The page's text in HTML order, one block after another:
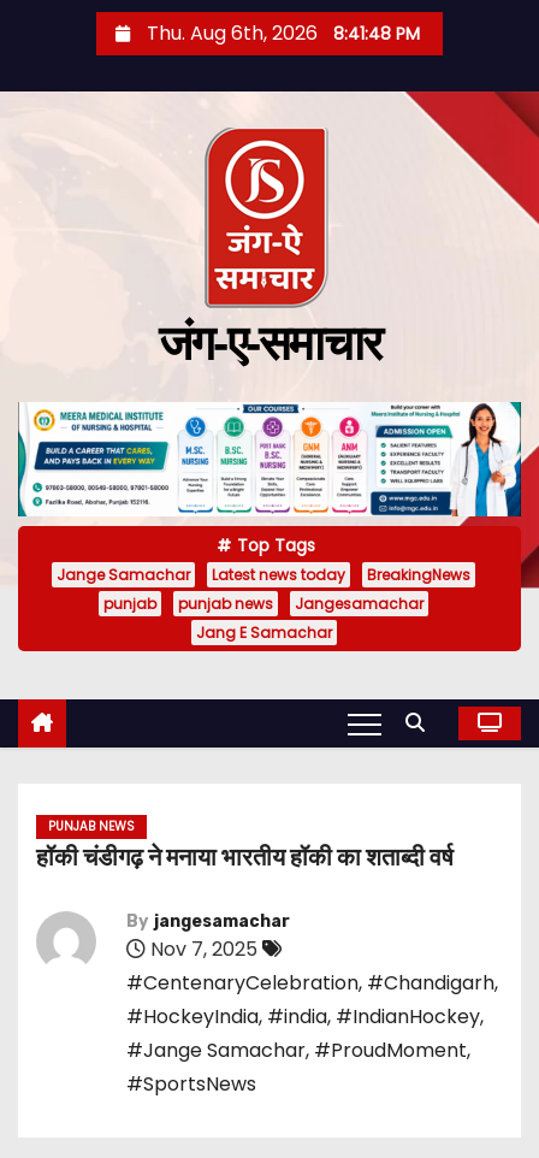
Thu. Aug 6th, 2026 8:41:49 PM
जंग-ए-समाचार
Top Tags
Jange Samachar Latest news today
BreakingNews
punjab
punjab news
Jangesamachar
Jang E Samachar
PUNJAB NEWS
हॉकी चंडीगढ़ ने मनाया भारतीय हॉकी का शताब्दी वर्ष
By jangesamachar
Nov 7, 2025
#CentenaryCelebration, #Chandigarh,
#HockeyIndia, #india, #IndianHockey,
#Jange Samachar, #ProudMoment,
#SportsNews